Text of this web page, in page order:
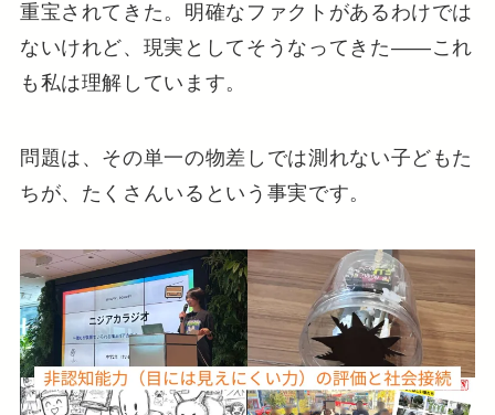
重宝されてきた。明確なファクトがあるわけでは
ないけれど、現実としてそうなってきた——これ
も私は理解しています。
問題は、その単一の物差しでは測れない子どもた
ちが、たくさんいるという事実です。